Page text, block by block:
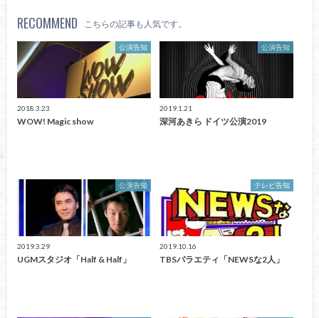
RECOMMEND こちらの記事も人気です。
公演告知
2018.3.23
WOW! Magic show
公演告知
2019.1.21
深河あきら ドイツ公演2019
公演告知
2019.3.29
UGMスタジオ「Half & Half」
テレビ告知
2019.10.16
TBSバラエティ「NEWSな2人」